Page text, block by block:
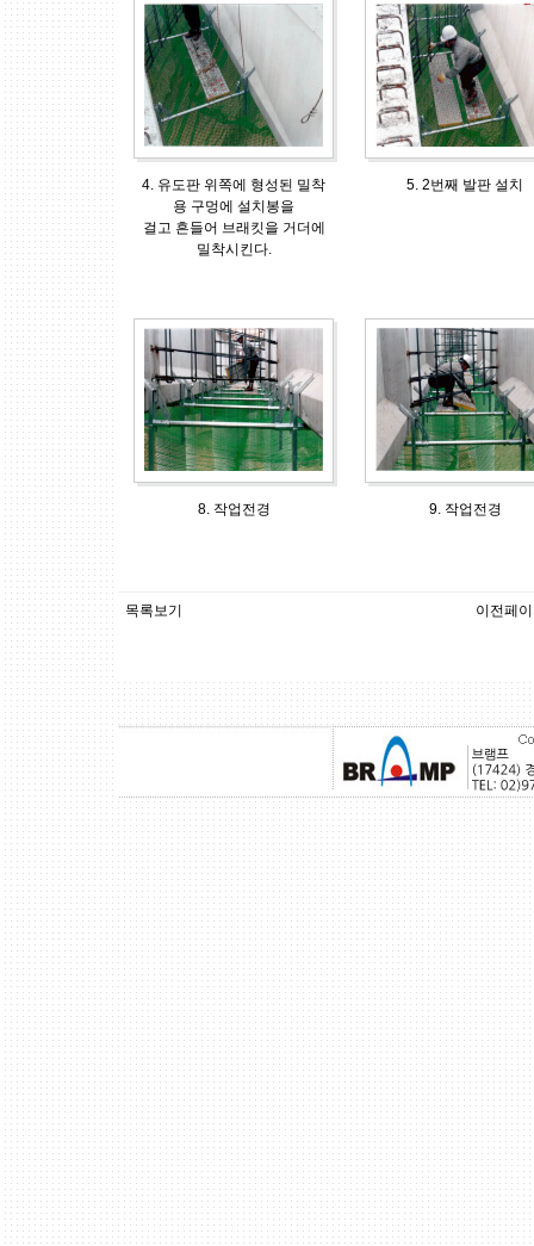
4. 유도판 위쪽에 형성된 밀착
용 구멍에 설치봉을
걸고 흔들어 브래킷을 거더에
밀착시킨다.
5. 2번째 발판 설치
8. 작업전경 9. 작업전경
목록보기 이전페